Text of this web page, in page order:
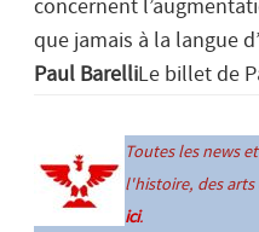
concernent
que jamais à la langue
Paul BarelliLe billet de
Toutes les news
l'histoire, des
ici.